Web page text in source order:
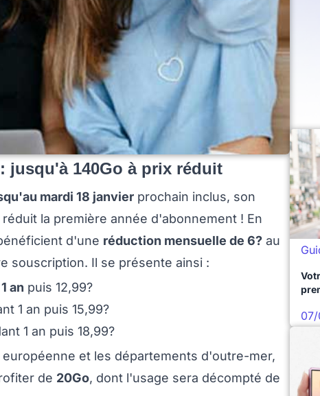
jusqu'à 140Go à prix réduit
mardi 18 janvier prochain inclus, son
la première année d'abonnement ! En
d'une réduction mensuelle de 6? au
souscription. Il se présente ainsi :
an puis 12,99?
1 an puis 15,99?
1 an puis 18,99?
et les départements d'outre-mer,
de 20Go, dont l'usage sera décompté de